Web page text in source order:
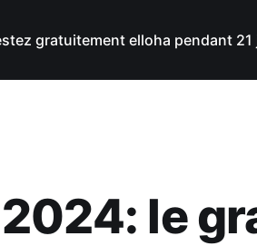
gratuitement elloha pendant 21
2024: le